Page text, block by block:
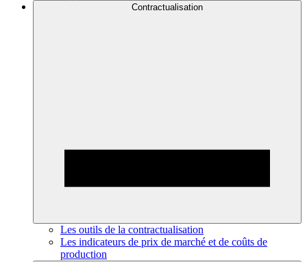
Contractualisation
Les outils de la contractualisation
Les indicateurs de prix de marché et de coûts de
production